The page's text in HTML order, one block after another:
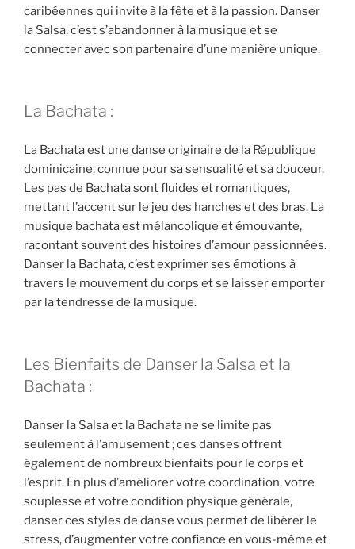
caribéennes qui invite à la fête et à la passion. Danser
la Salsa, c’est s’abandonner à la musique et se
connecter avec son partenaire d’une manière unique.
La Bachata :
La Bachata est une danse originaire de la République
dominicaine, connue pour sa sensualité et sa douceur.
Les pas de Bachata sont fluides et romantiques,
mettant l’accent sur le jeu des hanches et des bras. La
musique bachata est mélancolique et émouvante,
racontant souvent des histoires d’amour passionnées.
Danser la Bachata, c’est exprimer ses émotions à
travers le mouvement du corps et se laisser emporter
par la tendresse de la musique.
Les Bienfaits de Danser la Salsa et la
Bachata :
Danser la Salsa et la Bachata ne se limite pas
seulement à l’amusement ; ces danses offrent
également de nombreux bienfaits pour le corps et
l’esprit. En plus d’améliorer votre coordination, votre
souplesse et votre condition physique générale,
danser ces styles de danse vous permet de libérer le
stress, d’augmenter votre confiance en vous-même et